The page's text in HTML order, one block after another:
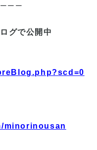
ーー
グで公開中
minorinousan